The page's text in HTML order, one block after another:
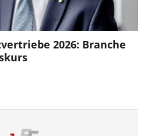
2026: Branche